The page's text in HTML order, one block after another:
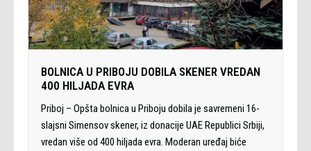
BOLNICA U PRIBOJU DOBILA SKENER VREDAN
400 HILJADA EVRA
Priboj – Opšta bolnica u Priboju dobila je savremeni 16-
slajsni Simensov skener, iz donacije UAE Republici Srbiji,
vredan više od 400 hiljada evra. Moderan uređaj biće